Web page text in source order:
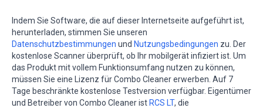
Indem Sie Software, die auf dieser Internetseite aufgeführt ist,
herunterladen, stimmen Sie unseren
Datenschutzbestimmungen und Nutzungsbedingungen zu. Der
kostenlose Scanner überprüft, ob Ihr mobilgerät infiziert ist. Um
das Produkt mit vollem Funktionsumfang nutzen zu können,
müssen Sie eine Lizenz für Combo Cleaner erwerben. Auf 7
Tage beschränkte kostenlose Testversion verfügbar. Eigentümer
und Betreiber von Combo Cleaner ist RCS LT, die